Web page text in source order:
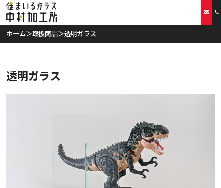
当社の特徴
ご利用案内
ホーム＞取扱商品＞透明ガラス
透明ガラス